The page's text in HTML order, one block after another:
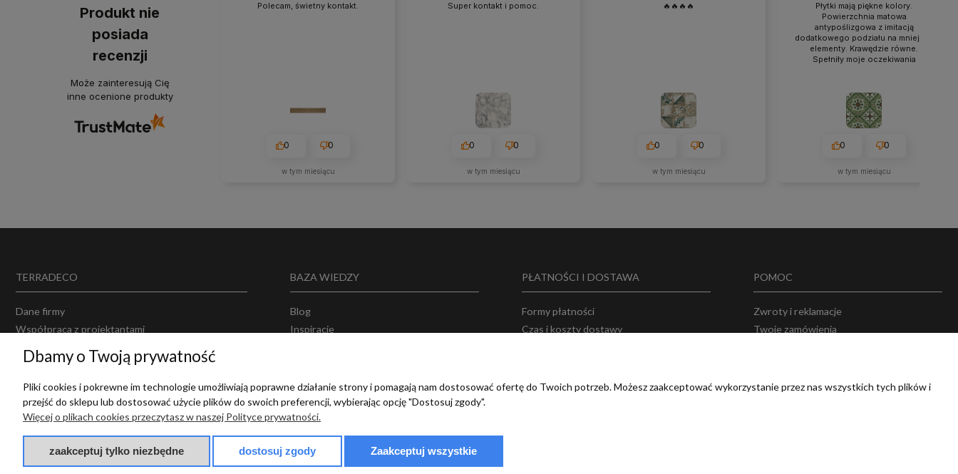
Produkt nie
posiada
recenzji
Może zainteresują Cię
inne ocenione produkty
Polecam, świetny kontakt.
0 0
w tym miesiącu
Super kontakt i pomoc.
0 0
w tym miesiącu
🔥🔥🔥🔥
0 0
w tym miesiącu
Płytki mają piękne kolory.
Powierzchnia matowa
antypoślizgowa z imitacją
dodatkowego podziału na mniejsze
elementy. Krawędzie równe.
Spełniły moje oczekiwania
0 0
w tym miesiącu
TERRADECO
Dane firmy
Współpraca z projektantami
Projektowanie wnętrz
Producenci
BAZA WIEDZY
Blog
Inspiracje
Regulamin
PŁATNOŚCI I DOSTAWA
Formy płatności
Czas i koszty dostawy
POMOC
Zwroty i reklamacje
Twoje zamówienia
© 2017 - 2025 | terradeco.com.pl
Dbamy o Twoją prywatność
Pliki cookies i pokrewne im technologie umożliwiają poprawne działanie strony i pomagają nam dostosować ofertę do Twoich potrzeb. Możesz zaakceptować wykorzystanie przez nas wszystkich tych plików i
przejść do sklepu lub dostosować użycie plików do swoich preferencji, wybierając opcję "Dostosuj zgody".
Więcej o plikach cookies przeczytasz w naszej Polityce prywatności.
zaakceptuj tylko niezbędne dostosuj zgody Zaakceptuj wszystkie